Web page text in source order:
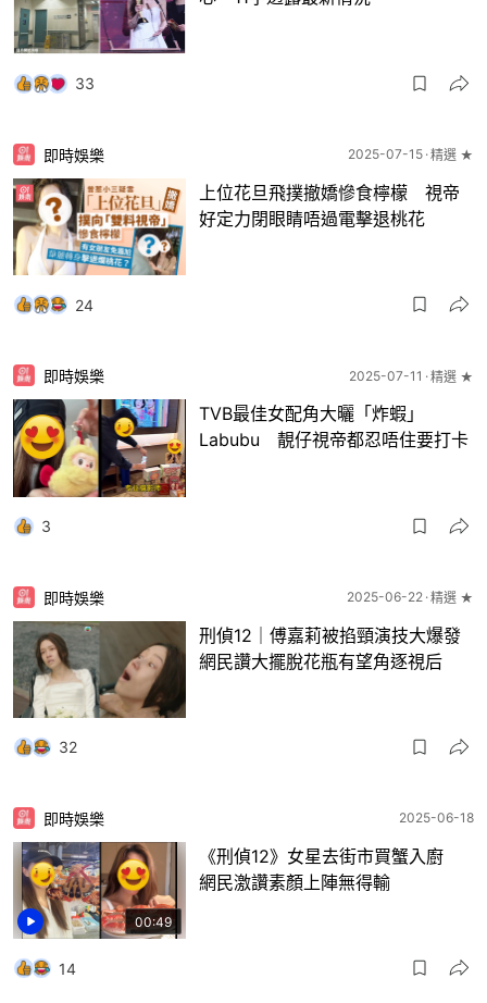
33
即時娛樂 2025-07-15 精選 ★
上位花旦飛撲撤嬌慘食檸檬 視帝
好定力閉眼睛唔過電擊退桃花
24
即時娛樂 2025-07-11 精選 ★
TVB最佳女配角大曬「炸蝦」
Labubu 靚仔視帝都忍唔住要打卡
3
即時娛樂 2025-06-22 精選 ★
刑偵12｜傅嘉莉被掐頸演技大爆發
網民讚大擺脫花瓶有望角逐視后
32
00:49
即時娛樂 2025-06-18
《刑偵12》女星去街市買蟹入廚
網民激讚素顏上陣無得輸
14